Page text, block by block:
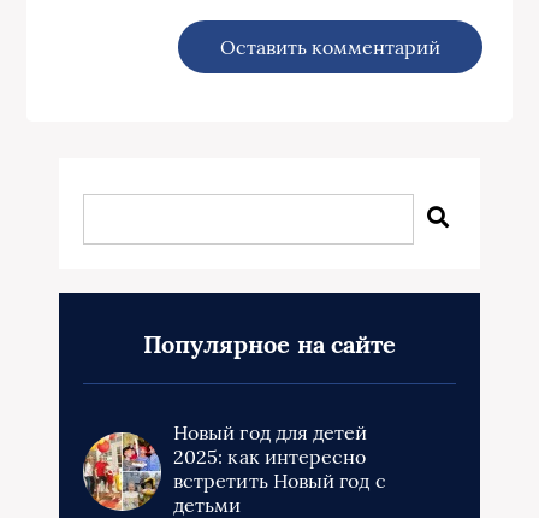
Популярное на сайте
Новый год для детей
2025: как интересно
встретить Новый год с
детьми